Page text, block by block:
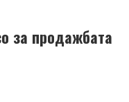
за продажбата